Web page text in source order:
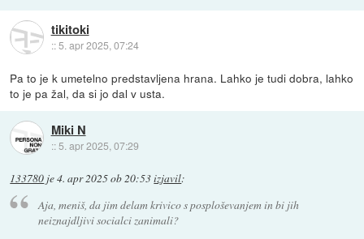
tikitoki
::5. apr 2025, 07:24
Pa to je k umetelno predstavljena hrana. Lahko je tudi dobra, lahko
to je pa žal, da si jo dal v usta.
Miki N
:: 5. apr 2025, 07:29
133780 je4. apr 2025 ob 20:53izjavil:
Aja, meniš, da jim delam krivico s posploševanjem in bi jih
neiznajdljivi socialci zanimali?